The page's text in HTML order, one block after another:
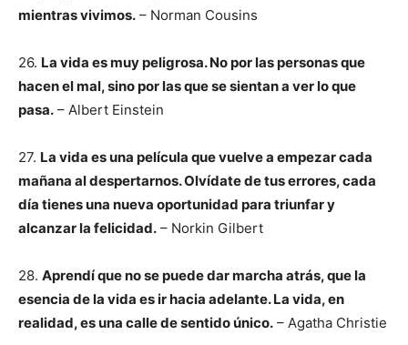
mientras vivimos. – Norman Cousins
26. La vida es muy peligrosa. No por las personas que
hacen el mal, sino por las que se sientan a ver lo que
pasa. – Albert Einstein
27. La vida es una película que vuelve a empezar cada
mañana al despertarnos. Olvídate de tus errores, cada
día tienes una nueva oportunidad para triunfar y
alcanzar la felicidad. – Norkin Gilbert
28. Aprendí que no se puede dar marcha atrás, que la
esencia de la vida es ir hacia adelante. La vida, en
realidad, es una calle de sentido único. – Agatha Christie